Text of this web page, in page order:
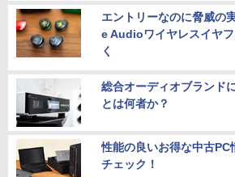
エントリーなのに脅威の
e Audioワイヤレスイヤ
く
総合オーディオブランド
とは何者か？
性能の良いお得な中古PC
チェック！